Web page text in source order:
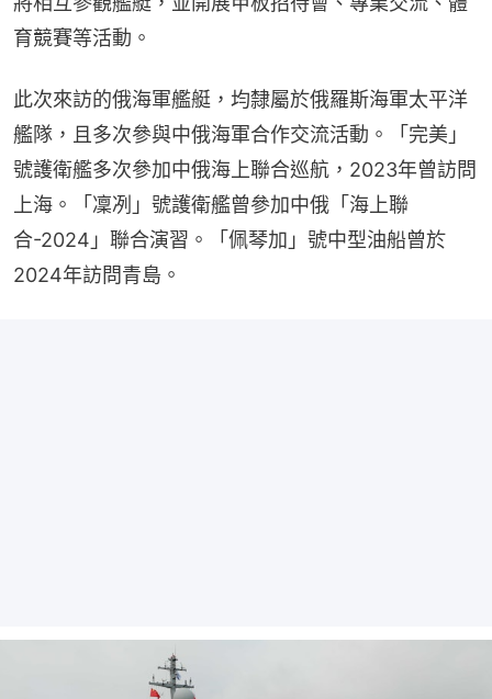
育競賽等活動。
此次來訪的俄海軍艦艇，均隸屬於俄羅斯海軍太平洋
艦隊，且多次參與中俄海軍合作交流活動。「完美」
號護衛艦多次參加中俄海上聯合巡航，2023年曾訪問
上海。「凜冽」號護衛艦曾參加中俄「海上聯
合-2024」聯合演習。「佩琴加」號中型油船曾於
2024年訪問青島。